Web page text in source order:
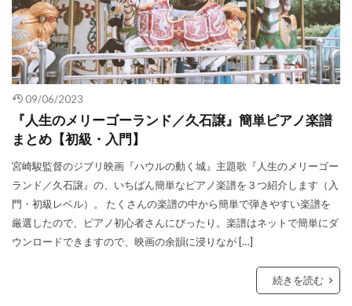
09/06/2023
『人生のメリーゴーランド／久石譲』簡単ピアノ楽譜
まとめ【初級・入門】
宮崎駿監督のジブリ映画『ハウルの動く城』主題歌『人生のメリーゴー
ランド／久石譲』の、いちばん簡単なピアノ楽譜を３つ紹介します（入
門・初級レベル）。 たくさんの楽譜の中から簡単で弾きやすい楽譜を
厳選したので、ピアノ初心者さんにぴったり。楽譜はネットで簡単にダ
ウンロードできますので、映画の余韻に浸りなが […]
続きを読む